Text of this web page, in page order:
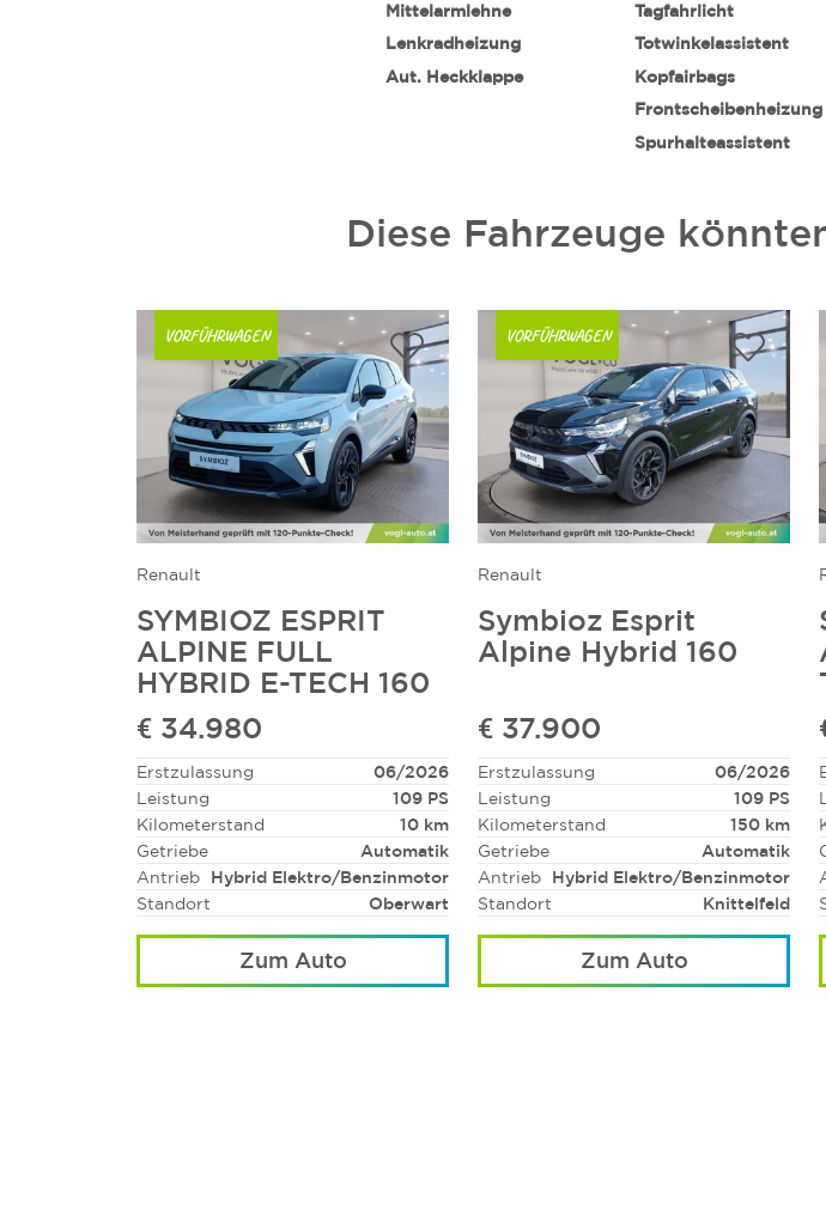
Mittelarmlehne
Lenkradheizung
Aut. Heckklappe
Tagfahrlicht
Totwinkelassistent
Kopfairbags
Frontscheibenheizung
Spurhalteassistent
Diese Fahrzeuge
VORFÜHRWAGEN
Renault
SYMBIOZ ESPRIT
ALPINE FULL
HYBRID E-TECH 160
€ 34.980
Erstzulassung
06/2026
Leistung
109 PS
Kilometerstand
10 km
Getriebe
Automatik
Antrieb
Hybrid Elektro/Benzinmotor
Standort
Oberwart
Zum Auto
VORFÜHRWAGEN
Renault
Symbioz Esprit
Alpine Hybrid 160
€ 37.900
Erstzulassung
06/2026
Leistung
109 PS
Kilometerstand
150 km
Getriebe
Automatik
Antrieb
Hybrid Elektro/Benzinmotor
Standort
Knittelfeld
Zum Auto